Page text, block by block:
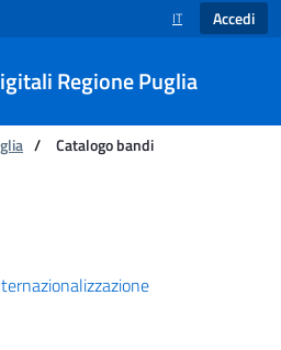
SELEZIONE
IT Accedi
Regione Puglia
/ Catalogo bandi
Digitali Regione